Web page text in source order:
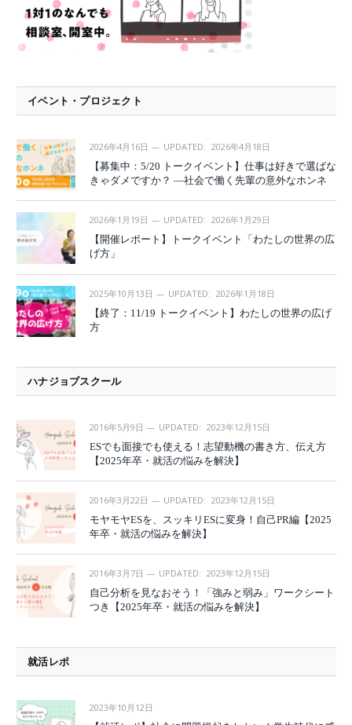
イベント・プロジェクト
2026年4月16日 UPDATED: 2026年4月18日
【募集中：5/20 トークイベント】仕事は好きで選ばな
きゃダメですか？ —社会で働く先輩の意外なホンネ
2026年1月19日 UPDATED: 2026年1月29日
【開催レポート】トークイベント「わたしの世界の広
げ方」
2025年10月13日 UPDATED: 2026年1月18日
【終了：11/19 トークイベント】わたしの世界の広げ
方
ハナジョブスクール
2016年5月9日 UPDATED: 2023年12月15日
ESでも面接でも使える！志望動機の書き方、伝え方
【2025年卒・就活の悩みを解決】
2016年3月22日 UPDATED: 2023年12月15日
モヤモヤESを、スッキリESに変身！自己PR編【2025
年卒・就活の悩みを解決】
2016年3月7日 UPDATED: 2023年12月15日
自己分析を見なおそう！「強みと弱み」ワークシート
つき【2025年卒・就活の悩みを解決】
就活レポ
2023年10月12日